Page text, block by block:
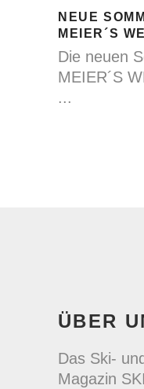
NEUE
MEIER´S
Die neuen
MEIER´S
ÜBER
Das Ski-
Magazin